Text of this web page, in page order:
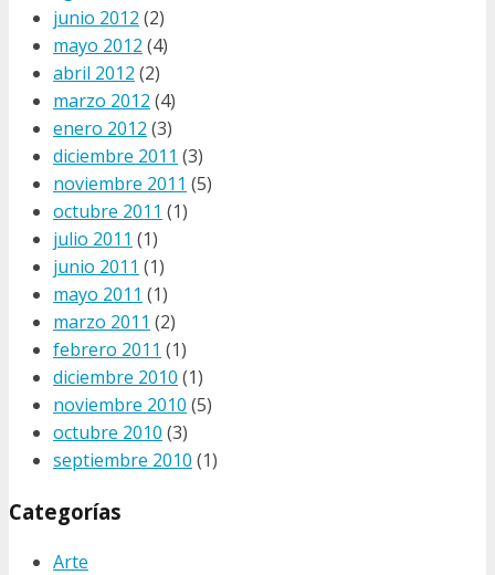
junio 2012 (2)
mayo 2012 (4)
abril 2012 (2)
marzo 2012 (4)
enero 2012 (3)
diciembre 2011 (3)
noviembre 2011 (5)
octubre 2011 (1)
julio 2011 (1)
junio 2011 (1)
mayo 2011 (1)
marzo 2011 (2)
febrero 2011 (1)
diciembre 2010 (1)
noviembre 2010 (5)
octubre 2010 (3)
septiembre 2010 (1)
Categorías
Arte